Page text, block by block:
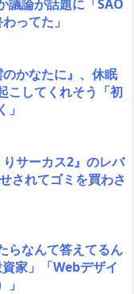
議論が話題に「SAO
ってた」
のかなたに』、休眠
こしてくれそう「初
りサーカス2』のレバ
されてゴミを買わさ
らなんて答えてるん
家」「Webデザイ